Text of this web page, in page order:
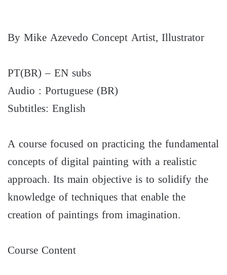
ByMike Azevedo Concept Artist, Illustrator
PT(BR) – EN subs
Audio : Portuguese (BR)
Subtitles: English
A course focused on practicing the fundamental
concepts of digital painting with a realistic
approach. Its main objective is to solidify the
knowledge of techniques that enable the
creation of paintings from imagination.
Course Content